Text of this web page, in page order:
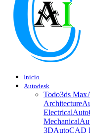
Inicio
Autodesk
Todo3ds Max
Architecture
Electrical
Mechanical
3DAutoCAD